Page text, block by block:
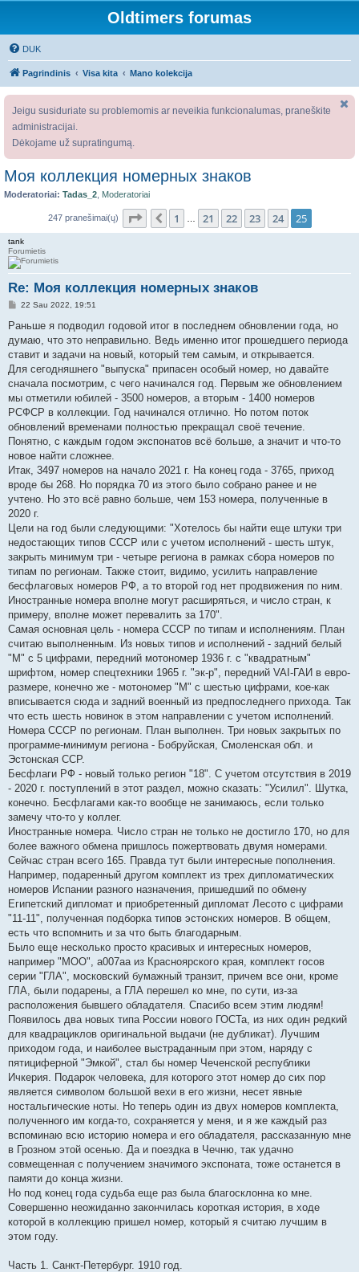
Oldtimers forumas
DUK
Pagrindinis Visa kita Mano kolekcija
Jeigu susiduriate su problemomis ar neveikia funkcionalumas, praneškite
administracijai.
Dėkojame už supratingumą.
Моя коллекция номерных знаков
Moderatoriai: Tadas_2 Moderatoriai
247 pranešimai(ų) Puslapis iš25
Ankstesnis
1 21 22 23 24 25
tank
Forumietis
Re: Моя коллекция номерных знаков
S
a
d
a
t
i
ė
22 Sau 2022, 19:51
Раньше я подводил годовой итог в последнем обновлении года, но
думаю, что это неправильно. Ведь именно итог прошедшего периода
ставит и задачи на новый, который тем самым, и открывается.
Для сегодняшнего "выпуска" припасен особый номер, но давайте
сначала посмотрим, с чего начинался год. Первым же обновлением
мы отметили юбилей - 3500 номеров, а вторым - 1400 номеров
РСФСР в коллекции. Год начинался отлично. Но потом поток
обновлений временами полностью прекращал своё течение.
Понятно, с каждым годом экспонатов всё больше, а значит и что-то
новое найти сложнее.
Итак, 3497 номеров на начало 2021 г. На конец года - 3765, приход
вроде бы 268. Но порядка 70 из этого было собрано ранее и не
учтено. Но это всё равно больше, чем 153 номера, полученные в
2020 г.
Цели на год были следующими: "Хотелось бы найти еще штуки три
недостающих типов СССР или с учетом исполнений - шесть штук,
закрыть минимум три - четыре региона в рамках сбора номеров по
типам по регионам. Также стоит, видимо, усилить направление
бесфлаговых номеров РФ, а то второй год нет продвижения по ним.
Иностранные номера вполне могут расширяться, и число стран, к
примеру, вполне может перевалить за 170".
Самая основная цель - номера СССР по типам и исполнениям. План
считаю выполненным. Из новых типов и исполнений - задний белый
"М" с 5 цифрами, передний мотономер 1936 г. с "квадратным"
шрифтом, номер спецтехники 1965 г. "эк-р", передний VAI-ГАИ в евро-
размере, конечно же - мотономер "М" с шестью цифрами, кое-как
вписывается сюда и задний военный из предпоследнего прихода. Так
что есть шесть новинок в этом направлении с учетом исполнений.
Номера СССР по регионам. План выполнен. Три новых закрытых по
программе-минимум региона - Бобруйская, Смоленская обл. и
Эстонская ССР.
Бесфлаги РФ - новый только регион "18". С учетом отсутствия в 2019
- 2020 г. поступлений в этот раздел, можно сказать: "Усилил". Шутка,
конечно. Бесфлагами как-то вообще не занимаюсь, если только
замечу что-то у коллег.
Иностранные номера. Число стран не только не достигло 170, но для
более важного обмена пришлось пожертвовать двумя номерами.
Сейчас стран всего 165. Правда тут были интересные пополнения.
Например, подаренный другом комплект из трех дипломатических
номеров Испании разного назначения, пришедший по обмену
Египетский дипломат и приобретенный дипломат Лесото с цифрами
"11-11", полученная подборка типов эстонских номеров. В общем,
есть что вспомнить и за что быть благодарным.
Было еще несколько просто красивых и интересных номеров,
например "МОО", а007аа из Красноярского края, комплект госов
серии "ГЛА", московский бумажный транзит, причем все они, кроме
ГЛА, были подарены, а ГЛА перешел ко мне, по сути, из-за
расположения бывшего обладателя. Спасибо всем этим людям!
Появилось два новых типа России нового ГОСТа, из них один редкий
для квадрациклов оригинальной выдачи (не дубликат). Лучшим
приходом года, и наиболее выстраданным при этом, наряду с
пятициферной "Эмкой", стал бы номер Чеченской республики
Ичкерия. Подарок человека, для которого этот номер до сих пор
является символом большой вехи в его жизни, несет явные
ностальгические ноты. Но теперь один из двух номеров комплекта,
полученного им когда-то, сохраняется у меня, и я же каждый раз
вспоминаю всю историю номера и его обладателя, рассказанную мне
в Грозном этой осенью. Да и поездка в Чечню, так удачно
совмещенная с получением значимого экспоната, тоже останется в
памяти до конца жизни.
Но под конец года судьба еще раз была благосклонна ко мне.
Совершенно неожиданно закончилась короткая история, в ходе
которой в коллекцию пришел номер, который я считаю лучшим в
этом году.
Часть 1. Санкт-Петербург. 1910 год.